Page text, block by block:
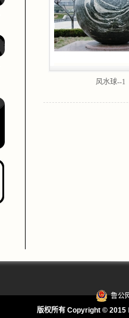
风水球--1
鲁公
版权所有 Copyright © 2015